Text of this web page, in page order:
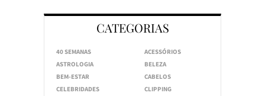
CATEGORIAS
40 SEMANAS
ACESSÓRIOS
ASTROLOGIA
BELEZA
BEM-ESTAR
CABELOS
CELEBRIDADES
CLIPPING